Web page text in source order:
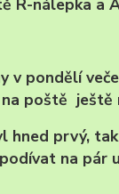
R-nálepka a
v pondělí
poště ještě
hned prvý,
na pár